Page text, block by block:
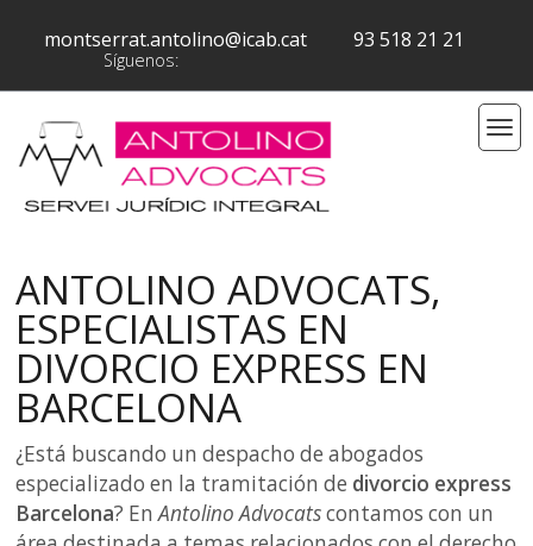
montserrat.antolino@icab.cat 93 518 21 21
Síguenos:
ANTOLINO ADVOCATS,
ESPECIALISTAS EN
DIVORCIO EXPRESS EN
BARCELONA
¿Está buscando un despacho de abogados
especializado en la tramitación de divorcio express
Barcelona? EnAntolino Advocatscontamos con un